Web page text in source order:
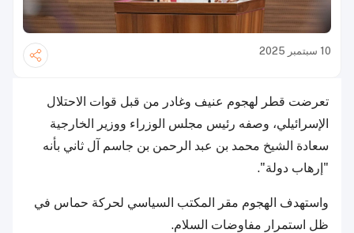
10 سبتمبر 2025
تعرضت قطر لهجوم عنيف وغادر من قبل قوات الاحتلال
الإسرائيلي، وصفه رئيس مجلس الوزراء ووزير الخارجية
سعادة الشيخ محمد بن عبد الرحمن بن جاسم آل ثاني بأنه
"إرهاب دولة".
واستهدف الهجوم مقر المكتب السياسي لحركة حماس في
ظل استمرار مفاوضات السلام.